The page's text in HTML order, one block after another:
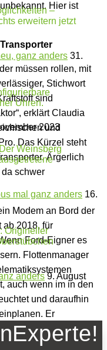
Hier ist
müssen rollen, mit
Stichwort
sind
erklärt Claudia
und
Das Kürzel steht
Ärgerlich
schwer
Modem an Bord der
ab 2018, für
Ford-Eigner es
Flottenmanager
auch wenn im in den
und daraufhin
Er
die Daten des
über das Liive-
ganz anders 31.
2023
mal ganz anders 16.
anders9. August